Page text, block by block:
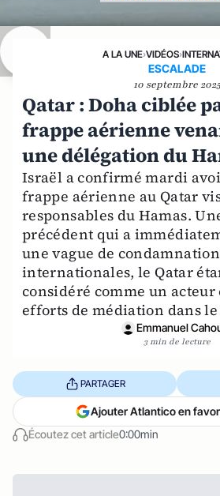
A LA UNE›VIDÉOS›
ESCALADE
10 septembre 2025
Qatar : Doha ciblée
frappe aérienne
une délégation du
Israël a confirmé mardi
frappe aérienne au Qatar
responsables du Hamas.
précédent qui a
une vague de
internationales, le Qatar
considéré comme un
efforts de médiation dans
Emmanuel
3 min de lecture
Écoutez cet article0:00min
PARTAGER
Ajouter Atlantico en